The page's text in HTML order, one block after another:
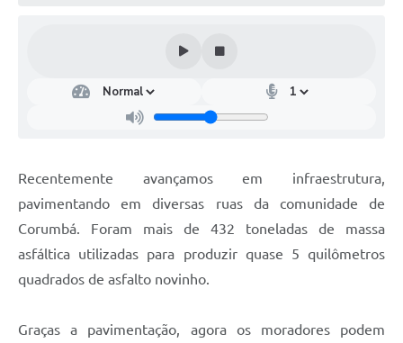
Recentemente avançamos em infraestrutura,
pavimentando em diversas ruas da comunidade de
Corumbá. Foram mais de 432 toneladas de massa
asfáltica utilizadas para produzir quase 5 quilômetros
quadrados de asfalto novinho.
Graças a pavimentação, agora os moradores podem